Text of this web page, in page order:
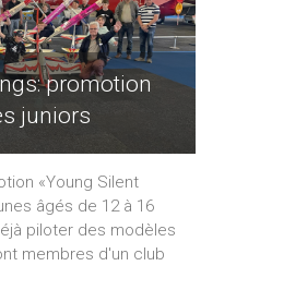
promotion
juniors
«Young Silent
âgés de 12 à 16
piloter des modèles
membres d'un club